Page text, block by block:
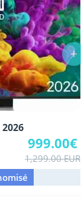
999.00€
1,299.00 EUR
+